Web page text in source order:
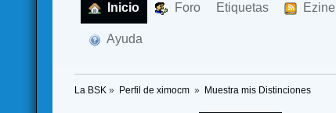
Inicio Foro Etiquetas Ezine
Ayuda
La BSK » Perfil de ximocm » Muestra mis Distinciones